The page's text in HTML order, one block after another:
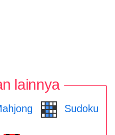
lainnya
Sudoku